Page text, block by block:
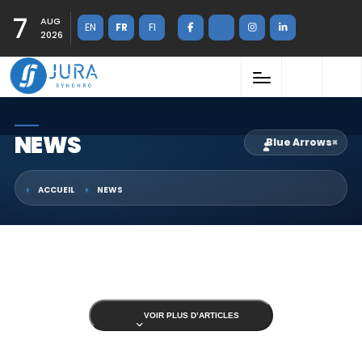
7
AUG
2026
EN FR FI
NEWS Blue Arrows×
ACCUEIL NEWS
VOIR PLUS D’ARTICLES